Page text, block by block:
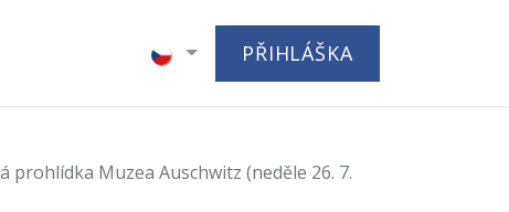
PŘIHLÁŠKA
prohlídka Muzea Auschwitz (neděle 26. 7.